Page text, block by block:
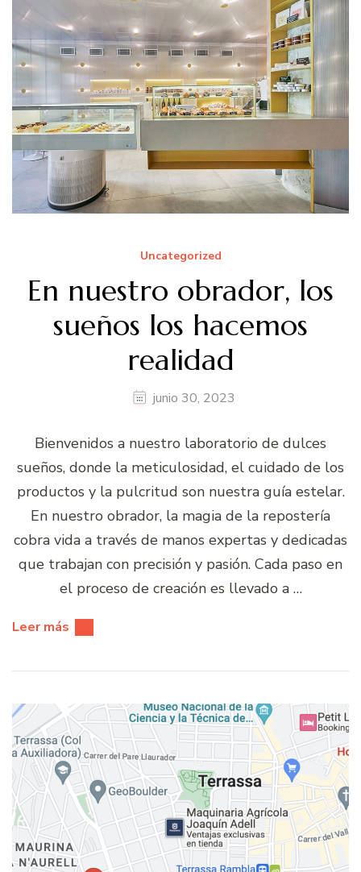
Uncategorized
En nuestro obrador, los
sueños los hacemos
realidad
junio 30, 2023
Bienvenidos a nuestro laboratorio de dulces
sueños, donde la meticulosidad, el cuidado de los
productos y la pulcritud son nuestra guía estelar.
En nuestro obrador, la magia de la repostería
cobra vida a través de manos expertas y dedicadas
que trabajan con precisión y pasión. Cada paso en
el proceso de creación es llevado a …
Leer más